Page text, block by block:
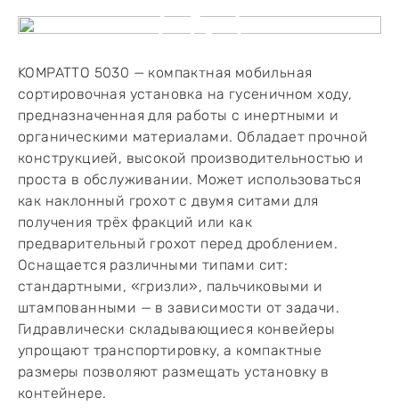
KOMPATTO 5030 — компактная мобильная
сортировочная установка на гусеничном ходу,
предназначенная для работы с инертными и
органическими материалами. Обладает прочной
конструкцией, высокой производительностью и
проста в обслуживании. Может использоваться
как наклонный грохот с двумя ситами для
получения трёх фракций или как
предварительный грохот перед дроблением.
Оснащается различными типами сит:
стандартными, «гризли», пальчиковыми и
штампованными — в зависимости от задачи.
Гидравлически складывающиеся конвейеры
упрощают транспортировку, а компактные
размеры позволяют размещать установку в
контейнере.